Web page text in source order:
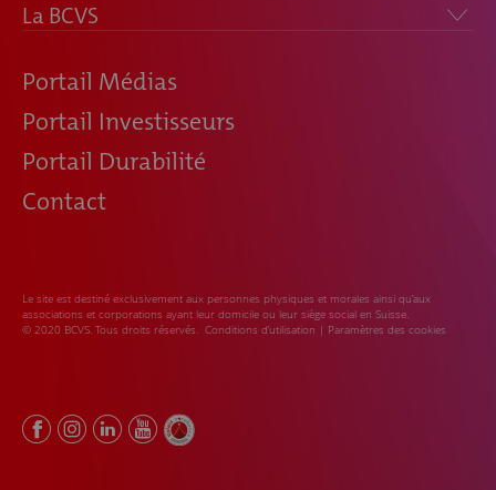
La BCVS
Portail Médias
Portail Investisseurs
Portail Durabilité
Contact
Le site est destiné exclusivement aux personnes physiques et morales ainsi qu’aux
associations et corporations ayant leur domicile ou leur siège social en Suisse.
© 2020 BCVS. Tous droits réservés. Conditions d’utilisation | Paramètres des cookies